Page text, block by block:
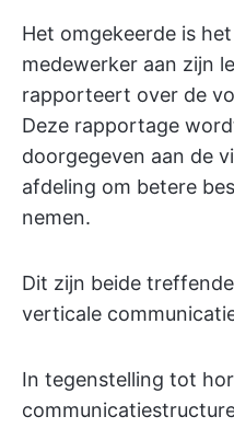
Het omgekeerde is
medewerker aan zijn
rapporteert over de
Deze rapportage
doorgegeven aan de
afdeling om betere
nemen.
Dit zijn beide
verticale
In tegenstelling tot